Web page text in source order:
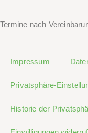
Termine nach
Impressum
Privatsphäre-
Historie der